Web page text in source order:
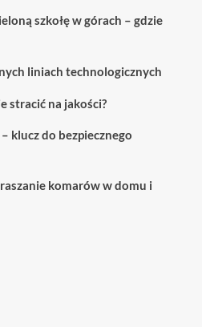
szkołę w górach – gdzie
liniach technologicznych
stracić na jakości?
klucz do bezpiecznego
komarów w domu i